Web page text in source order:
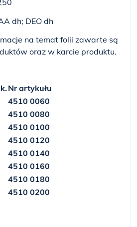
dh; DEO dh
na temat folii zawarte są
oraz w karcie produktu.
Nr artykułu
4510 0060
4510 0080
4510 0100
4510 0120
4510 0140
4510 0160
4510 0180
4510 0200